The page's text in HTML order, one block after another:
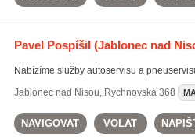
Pavel Pospíšil(Jablonec nad
Nabízíme služby autoservisu a
Jablonec nad Nisou, Rychnovská 368
NAVIGOVAT VOLAT